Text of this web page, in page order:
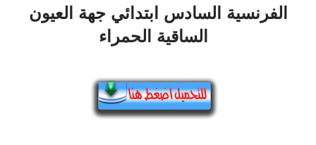
الفرنسية السادس ابتدائي جهة العيون
الساقية الحمراء